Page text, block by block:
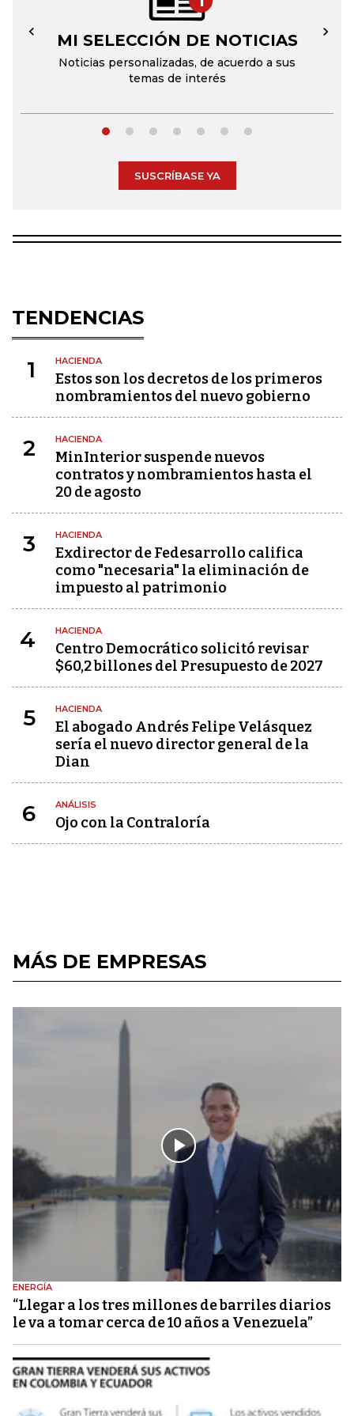
MI SELECCIÓN DE NOTICIAS
Noticias personalizadas, de acuerdo a sus
temas de interés
← →
SUSCRÍBASE YA
TENDENCIAS
1 HACIENDA
Estos son los decretos de los primeros
nombramientos del nuevo gobierno
2 HACIENDA
MinInterior suspende nuevos
contratos y nombramientos hasta el
20 de agosto
3 HACIENDA
Exdirector de Fedesarrollo califica
como "necesaria" la eliminación de
impuesto al patrimonio
4 HACIENDA
Centro Democrático solicitó revisar
$60,2 billones del Presupuesto de 2027
5 HACIENDA
El abogado Andrés Felipe Velásquez
sería el nuevo director general de la
Dian
6 ANÁLISIS
Ojo con la Contraloría
MÁS DE EMPRESAS
ENERGÍA
“Llegar a los tres millones de barriles diarios
le va a tomar cerca de 10 años a Venezuela”